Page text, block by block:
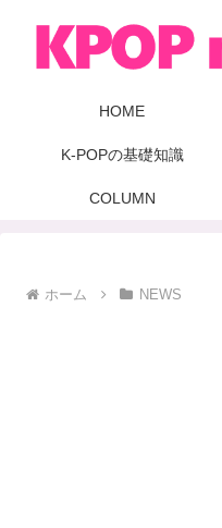
HOME
K-POPの基礎知識
COLUMN
ホーム NEWS